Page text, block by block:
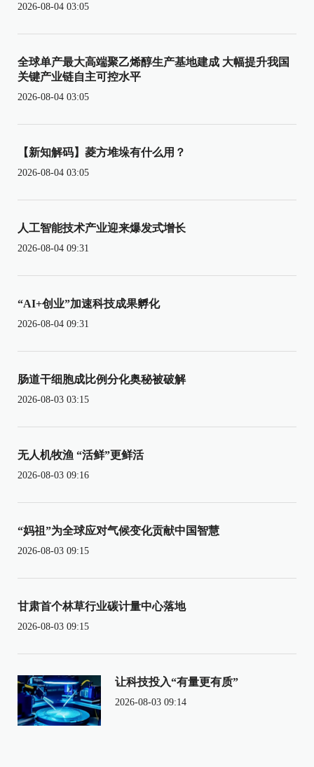
2026-08-04 03:05
全球单产最大高端聚乙烯醇生产基地建成 大幅提升我国
关键产业链自主可控水平
2026-08-04 03:05
【新知解码】菱方堆垛有什么用？
2026-08-04 03:05
人工智能技术产业迎来爆发式增长
2026-08-04 09:31
“AI+创业”加速科技成果孵化
2026-08-04 09:31
肠道干细胞成比例分化奥秘被破解
2026-08-03 03:15
无人机牧渔 “活鲜”更鲜活
2026-08-03 09:16
“妈祖”为全球应对气候变化贡献中国智慧
2026-08-03 09:15
甘肃首个林草行业碳计量中心落地
2026-08-03 09:15
让科技投入“有量更有质”
2026-08-03 09:14